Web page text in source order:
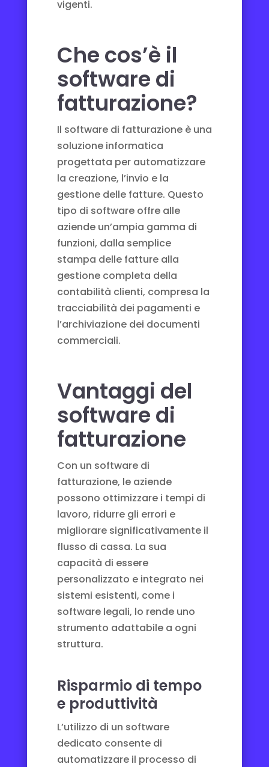
vigenti.
Che cos’è il
software di
fatturazione?
Il software di fatturazione è una
soluzione informatica
progettata per automatizzare
la creazione, l’invio e la
gestione delle fatture. Questo
tipo di software offre alle
aziende un’ampia gamma di
funzioni, dalla semplice
stampa delle fatture alla
gestione completa della
contabilità clienti, compresa la
tracciabilità dei pagamenti e
l’archiviazione dei documenti
commerciali.
Vantaggi del
software di
fatturazione
Con un software di
fatturazione, le aziende
possono ottimizzare i tempi di
lavoro, ridurre gli errori e
migliorare significativamente il
flusso di cassa. La sua
capacità di essere
personalizzato e integrato nei
sistemi esistenti, come i
software legali, lo rende uno
strumento adattabile a ogni
struttura.
Risparmio di tempo
e produttività
L’utilizzo di un software
dedicato consente di
automatizzare il processo di